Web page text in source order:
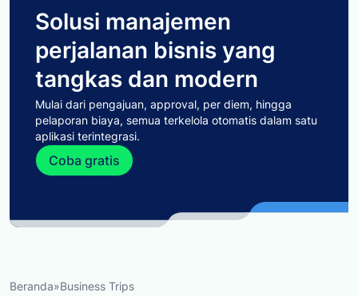
Solusi manajemen
perjalanan bisnis yang
tangkas dan modern
Mulai dari pengajuan, approval, per diem, hingga
pelaporan biaya, semua terkelola otomatis dalam satu
aplikasi terintegrasi.
Coba gratis
Beranda»Business Trips